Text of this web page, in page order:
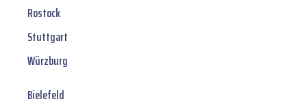
Rostock
Stuttgart
Würzburg
Bielefeld